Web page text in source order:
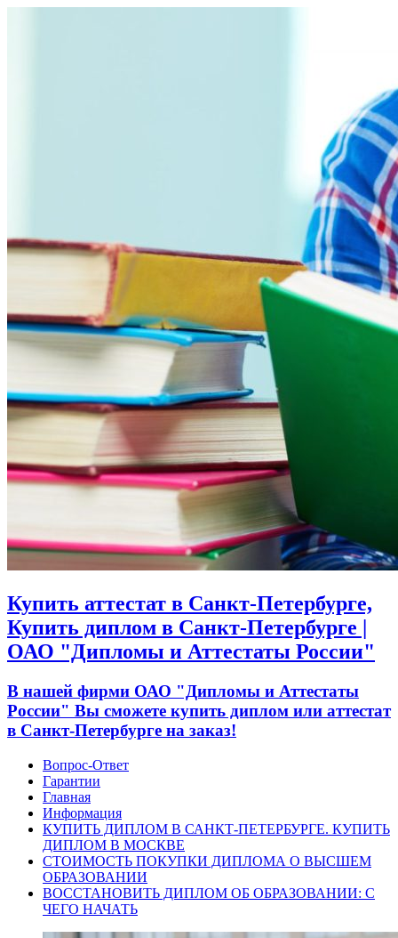
Купить аттестат в Санкт-Петербурге,
Купить диплом в Санкт-Петербурге |
ОАО "Дипломы и Аттестаты России"
В нашей фирми ОАО "Дипломы и Аттестаты
России" Вы сможете купить диплом или аттестат
в Санкт-Петербурге на заказ!
Вопрос-Ответ
Гарантии
Главная
Информация
КУПИТЬ ДИПЛОМ В САНКТ-ПЕТЕРБУРГЕ. КУПИТЬ
ДИПЛОМ В МОСКВЕ
СТОИМОСТЬ ПОКУПКИ ДИПЛОМА О ВЫСШЕМ
ОБРАЗОВАНИИ
ВОССТАНОВИТЬ ДИПЛОМ ОБ ОБРАЗОВАНИИ: С
ЧЕГО НАЧАТЬ